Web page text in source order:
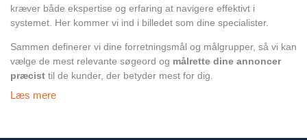
kræver både ekspertise og erfaring at navigere effektivt i
systemet. Her kommer vi ind i billedet som dine specialister.
Sammen definerer vi dine forretningsmål og målgrupper, så vi kan
vælge de mest relevante søgeord og målrette dine annoncer
præcist til de kunder, der betyder mest for dig.
Læs mere